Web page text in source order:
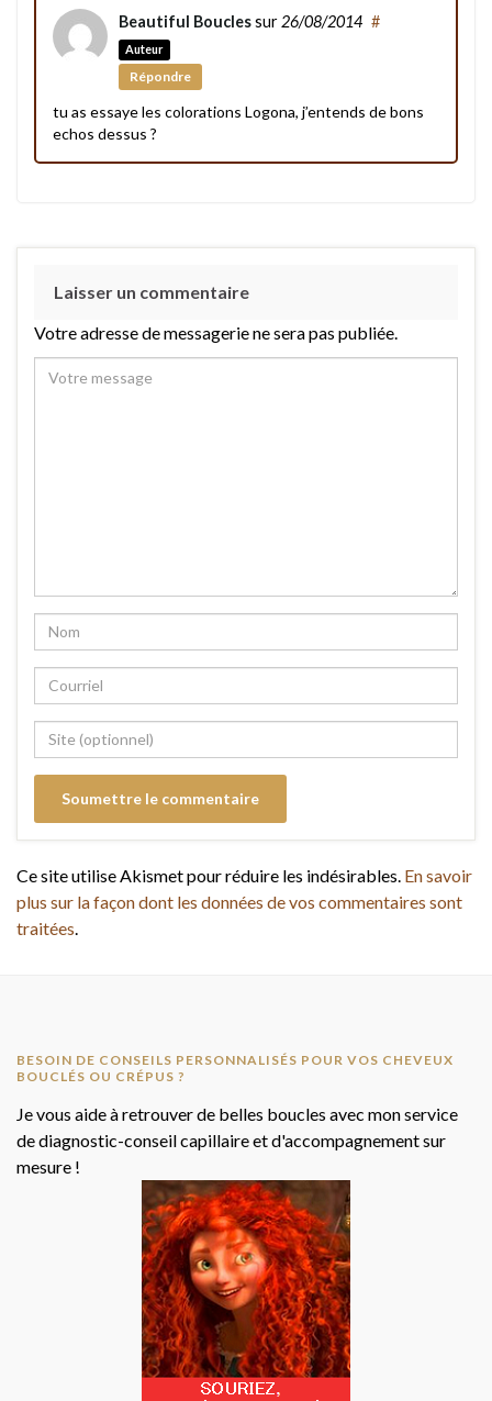
Beautiful Bouclessur 26/08/2014
Auteur
#
Répondre
tu as essaye les colorations Logona, j’entends de bons
echos dessus ?
Laisser un commentaire
Votre adresse de messagerie ne sera pas publiée.
Ce site utilise Akismet pour réduire les indésirables. En savoir
plus sur la façon dont les données de vos commentaires sont
traitées
BESOIN DE CONSEILS PERSONNALISÉS POUR VOS CHEVEUX
BOUCLÉS OU CRÉPUS ?
Je vous aide à retrouver de belles boucles avec mon service
de diagnostic-conseil capillaire et d'accompagnement sur
mesure !